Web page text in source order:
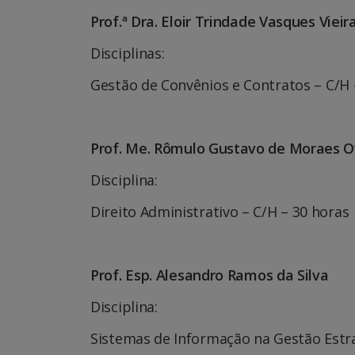
Prof.ª Dra. Eloir Trindade Vasques
Disciplinas:
Gestão de Convênios e Contratos – C/H
Prof. Me. Rômulo Gustavo de Moraes
Disciplina:
Direito Administrativo – C/H – 30 horas
Prof. Esp. Alesandro Ramos da Silva
Disciplina:
Sistemas de Informação na Gestão